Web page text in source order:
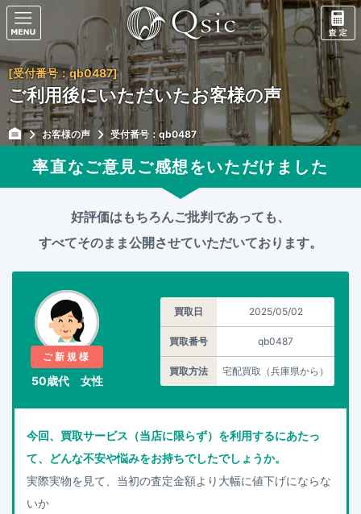
[受付番号：qb0487]
ご利用後にいただいたお客様の声
お客様の声 受付番号：qb0487
率直なご意見ご感想をいただけました
好評価はもちろんご批判であっても、
すべてそのまま公開させていただいております。
ご新規様
50歳代 女性
買取日 2025/05/02
買取番号 qb0487
買取方法 宅配買取（兵庫県から）
今回、買取サービス（当店に限らず）を利用するにあたっ
て、どんな不安や悩みをお持ちでしたでしょうか。
実際実物を見て、当初の査定金額より大幅に値下げにならな
いか